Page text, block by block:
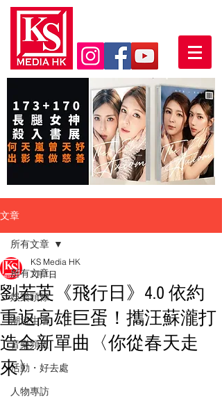
文章
所有文章
娛樂頭條
潮流生活
音樂頻道
活動・好去處
人物專訪
所有文章
劉若英《飛行日》4.0 依約
重返高雄巨蛋！攜汪蘇瀧打
造全新單曲〈你從春天走
來〉
KS Media HK
7月1日